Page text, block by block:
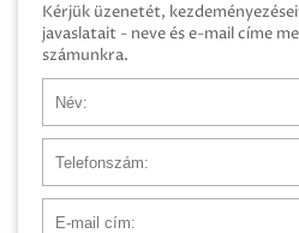
Kérjük üzenetét,
javaslatait - neve és e-mail címe
számunkra.